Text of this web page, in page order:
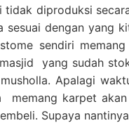
tidak diproduksi
sesuai dengan yang
sendiri
yang sudah
Apalagi
memang karpet
Supaya